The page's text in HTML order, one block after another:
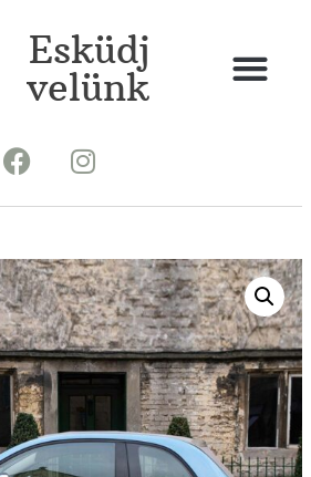
Esküdj
velünk
dekoráció